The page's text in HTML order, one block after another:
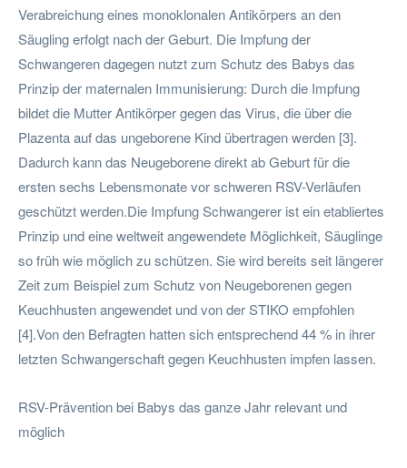
Verabreichung eines monoklonalen Antikörpers an den
Säugling erfolgt nach der Geburt. Die Impfung der
Schwangeren dagegen nutzt zum Schutz des Babys das
Prinzip der maternalen Immunisierung: Durch die Impfung
bildet die Mutter Antikörper gegen das Virus, die über die
Plazenta auf das ungeborene Kind übertragen werden [3].
Dadurch kann das Neugeborene direkt ab Geburt für die
ersten sechs Lebensmonate vor schweren RSV-Verläufen
geschützt werden.Die Impfung Schwangerer ist ein etabliertes
Prinzip und eine weltweit angewendete Möglichkeit, Säuglinge
so früh wie möglich zu schützen. Sie wird bereits seit längerer
Zeit zum Beispiel zum Schutz von Neugeborenen gegen
Keuchhusten angewendet und von der STIKO empfohlen
[4].Von den Befragten hatten sich entsprechend 44 % in ihrer
letzten Schwangerschaft gegen Keuchhusten impfen lassen.
RSV-Prävention bei Babys das ganze Jahr relevant und
möglich